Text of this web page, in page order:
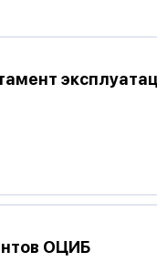
ОЦИБ